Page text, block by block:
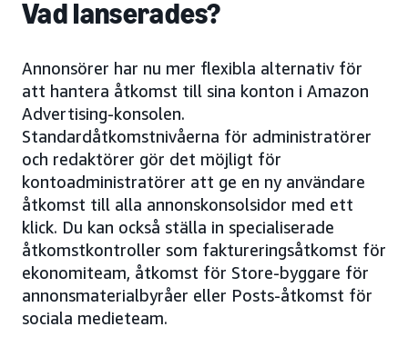
Vad lanserades?
Annonsörer har nu mer flexibla alternativ för
att hantera åtkomst till sina konton i Amazon
Advertising-konsolen.
Standardåtkomstnivåerna för administratörer
och redaktörer gör det möjligt för
kontoadministratörer att ge en ny användare
åtkomst till alla annonskonsolsidor med ett
klick. Du kan också ställa in specialiserade
åtkomstkontroller som faktureringsåtkomst för
ekonomiteam, åtkomst för Store-byggare för
annonsmaterialbyråer eller Posts-åtkomst för
sociala medieteam.